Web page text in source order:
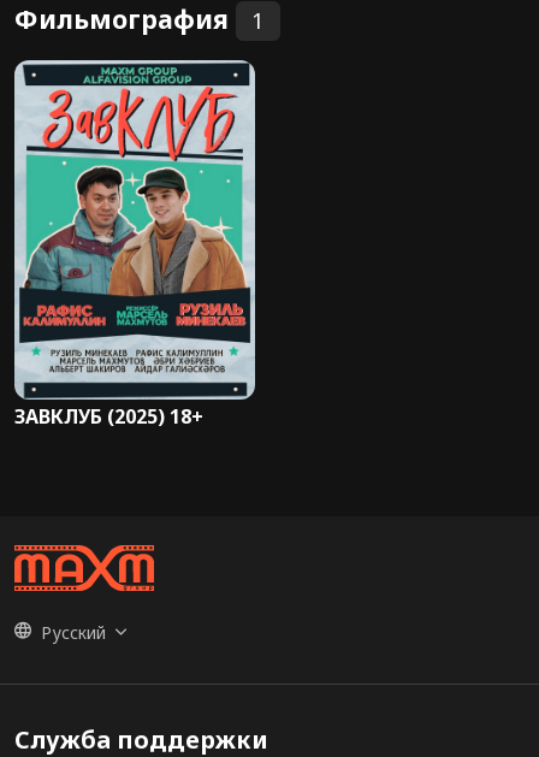
Фильмография 1
ЗАВКЛУБ (2025) 18+
Русский
Служба поддержки